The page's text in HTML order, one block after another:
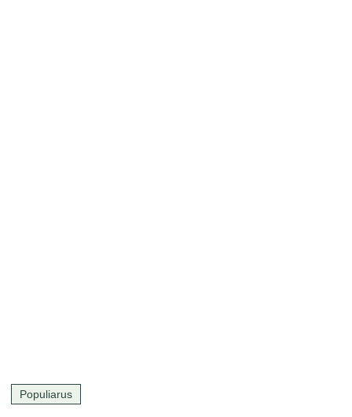
Populiarus